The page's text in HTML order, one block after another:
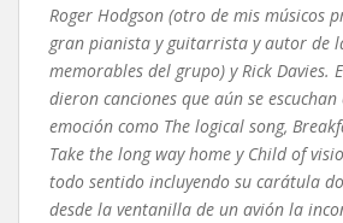
Roger Hodgson (otro de mis músicos
gran pianista y guitarrista y autor de
memorables del grupo) y Rick Davies.
dieron canciones que aún se escuchan
emoción como The logical song,
Take the long way home y Child of
todo sentido incluyendo su carátula
desde la ventanilla de un avión la